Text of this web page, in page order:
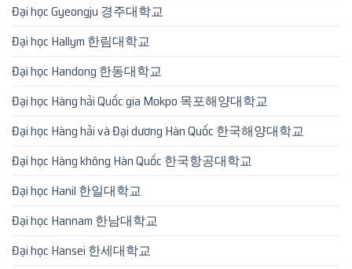
Đại học Gyeongju 경주대학교
Đại học Hallym 한림대학교
Đại học Handong 한동대학교
Đại học Hàng hải Quốc gia Mokpo 목포해양대학교
Đại học Hàng hải và Đại dương Hàn Quốc 한국해양대학교
Đại học Hàng không Hàn Quốc 한국항공대학교
Đại học Hanil 한일대학교
Đại học Hannam 한남대학교
Đại học Hansei 한세대학교